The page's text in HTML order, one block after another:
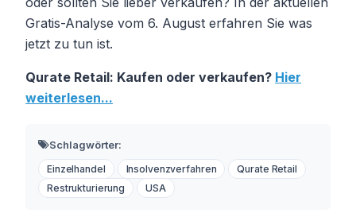
Gratis-Analyse vom 6. August erfahren Sie was
jetzt zu tun ist.
Qurate Retail: Kaufen oder verkaufen? Hier
weiterlesen...
Schlagwörter:
Einzelhandel Insolvenzverfahren
Qurate Retail
Restrukturierung
USA